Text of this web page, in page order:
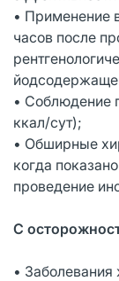
• Применение
часов после
• Соблюдение
ккал/сут);
• Обширные
когда показано
проведение
С
•